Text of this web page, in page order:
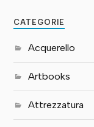
CATEGORIE
Acquerello
Artbooks
Attrezzatura